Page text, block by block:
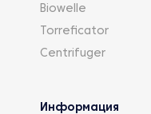
Biowelle
Torreficator
Centrifuger
Информация